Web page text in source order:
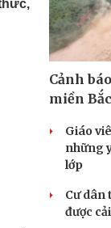
nghiệp 24h
Doanh nhân
Vì cộng đồng
Cảnh
miền
Giáo
những
lớp
Cư dân
được